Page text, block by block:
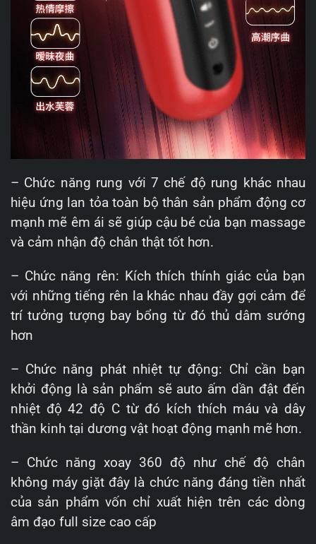
– Chức năng rung với 7 chế độ rung khác nhau
hiệu ứng lan tỏa toàn bộ thân sản phẩm động cơ
mạnh mẽ êm ái sẽ giúp cậu bé của bạn massage
và cảm nhận độ chân thật tốt hơn.
– Chức năng rên: Kích thích thính giác của bạn
với những tiếng rên la khác nhau đầy gợi cảm để
trí tưởng tượng bay bổng từ đó thủ dâm sướng
hơn
– Chức năng phát nhiệt tự động: Chỉ cần bạn
khởi động là sản phẩm sẽ auto ấm dần đật đến
nhiệt độ 42 độ C từ đó kích thích máu và dây
thần kinh tại dương vật hoạt động mạnh mẽ hơn.
– Chức năng xoay 360 độ như chế độ chân
không máy giặt đây là chức năng đáng tiền nhất
của sản phẩm vốn chỉ xuất hiện trên các dòng
âm đạo full size cao cấp